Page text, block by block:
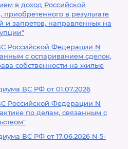
в доход Российской
в результате
и запретов, направленных на
Российской Федерации N
с оспариванием сделок,
собственности на жилые
ВС РФ от 01.07.2026
Российской Федерации N
по делам, связанным с
ВС РФ от 17.06.2026 N 5-